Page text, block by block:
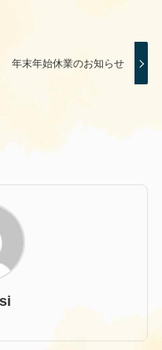
年末年始休業のお知らせ